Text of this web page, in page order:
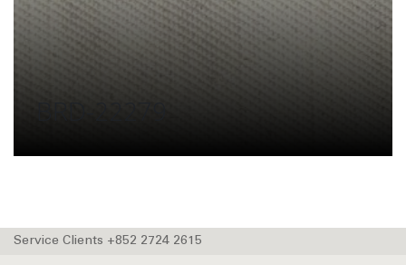
Service Clients +852 2724 2615